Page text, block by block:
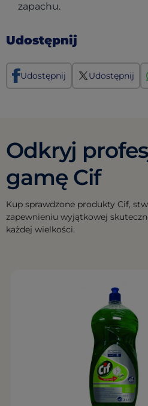
zapachu.
Udostępnij
Udostępnij Udostępnij
Odkryj
gamę Cif
Kup sprawdzone produkty Cif,
zapewnieniu wyjątkowej
każdej wielkości.